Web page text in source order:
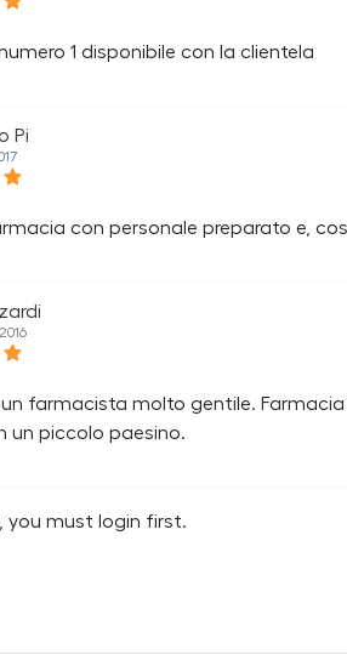
1 disponibile con la clientela
Pi
con personale preparato e,
farmacista molto gentile.
un piccolo paesino.
you must login first.